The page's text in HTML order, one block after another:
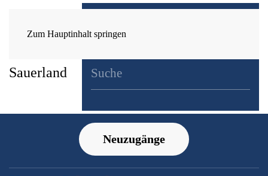
Zum Hauptinhalt springen
Neuzugänge